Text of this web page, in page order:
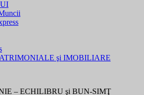
şi IMOBILIARE
– ECHILIBRU şi BUN-SIMŢ